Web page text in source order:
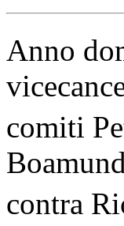
Anno
comiti
contra